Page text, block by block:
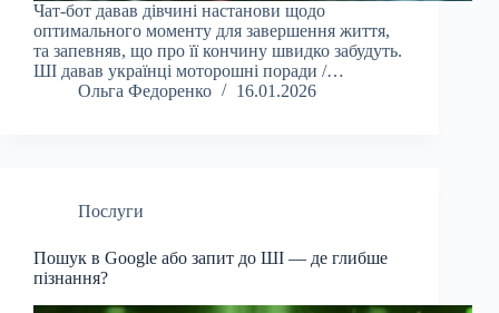
Чат-бот давав дівчині настанови щодо
оптимального моменту для завершення життя,
та запевняв, що про її кончину швидко забудуть.
ШІ давав українці моторошні поради /…
Ольга Федоренко
16.01.2026
Послуги
Пошук в Google або запит до ШІ — де глибше
пізнання?